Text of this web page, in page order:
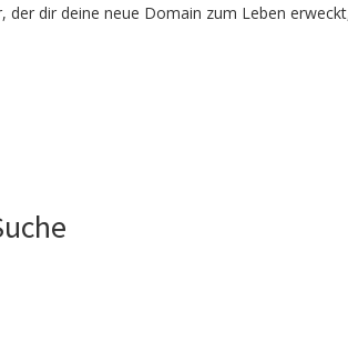
der dir deine neue Domain zum Leben